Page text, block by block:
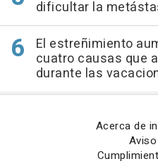
dificultar la
El estreñimiento
cuatro causas que
durante las
Acerca de